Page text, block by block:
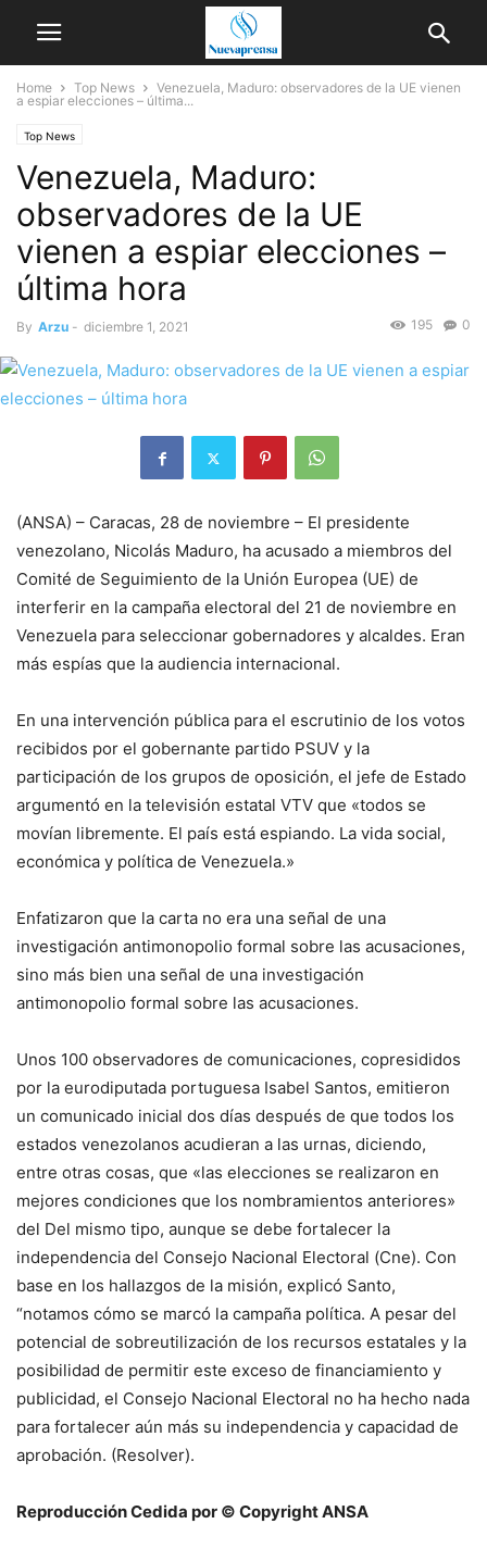
Home Top News
Venezuela, Maduro: observadores de la UE vienen
a espiar elecciones – última...
Top News
Venezuela, Maduro:
observadores de la UE
vienen a espiar elecciones –
última hora
By Arzu - diciembre 1, 2021 0
195
(ANSA) – Caracas, 28 de noviembre – El presidente
venezolano, Nicolás Maduro, ha acusado a miembros del
Comité de Seguimiento de la Unión Europea (UE) de
interferir en la campaña electoral del 21 de noviembre en
Venezuela para seleccionar gobernadores y alcaldes. Eran
más espías que la audiencia internacional.
En una intervención pública para el escrutinio de los votos
recibidos por el gobernante partido PSUV y la
participación de los grupos de oposición, el jefe de Estado
argumentó en la televisión estatal VTV que «todos se
movían libremente. El país está espiando. La vida social,
económica y política de Venezuela.»
Enfatizaron que la carta no era una señal de una
investigación antimonopolio formal sobre las acusaciones,
sino más bien una señal de una investigación
antimonopolio formal sobre las acusaciones.
Unos 100 observadores de comunicaciones, copresididos
por la eurodiputada portuguesa Isabel Santos, emitieron
un comunicado inicial dos días después de que todos los
estados venezolanos acudieran a las urnas, diciendo,
entre otras cosas, que «las elecciones se realizaron en
mejores condiciones que los nombramientos anteriores»
del Del mismo tipo, aunque se debe fortalecer la
independencia del Consejo Nacional Electoral (Cne). Con
base en los hallazgos de la misión, explicó Santo,
“notamos cómo se marcó la campaña política. A pesar del
potencial de sobreutilización de los recursos estatales y la
posibilidad de permitir este exceso de financiamiento y
publicidad, el Consejo Nacional Electoral no ha hecho nada
para fortalecer aún más su independencia y capacidad de
aprobación. (Resolver).
Reproducción Cedida por © Copyright ANSA